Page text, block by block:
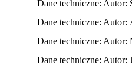
Dane techniczne: Autor:
Dane techniczne: Autor:
Dane techniczne: Autor:
Dane techniczne: Autor: